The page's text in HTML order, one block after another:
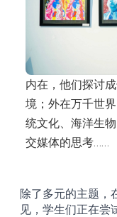
内在，他们探讨
境；外在万千世
统文化、海洋生
交媒体的思考……
除了多元的主题，
见，学生们正在尝